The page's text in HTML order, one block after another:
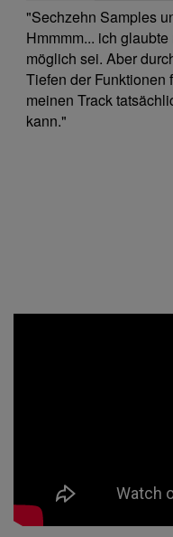
"Sechzehn Samples
Hmmmm... ich
möglich sei. Aber
Tiefen der Funktionen
meinen Track
kann."